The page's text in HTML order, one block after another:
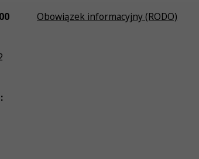
Obowiązek informacyjny (RODO)